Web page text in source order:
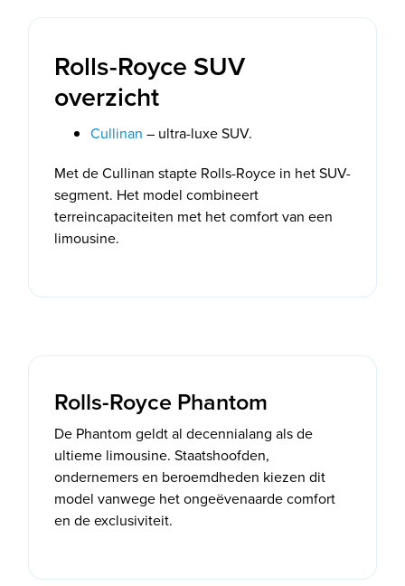
Rolls-Royce SUV
overzicht
Cullinan – ultra-luxe SUV.
Met de Cullinan stapte Rolls-Royce in het SUV-
segment. Het model combineert
terreincapaciteiten met het comfort van een
limousine.
Rolls-Royce Phantom
De Phantom geldt al decennialang als de
ultieme limousine. Staatshoofden,
ondernemers en beroemdheden kiezen dit
model vanwege het ongeëvenaarde comfort
en de exclusiviteit.